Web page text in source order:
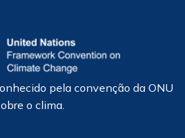
pela convenção da ONU
o clima.